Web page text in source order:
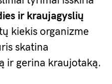
ir kraujagyslių
kiekis organizme
skatina
ir gerina kraujotaką.